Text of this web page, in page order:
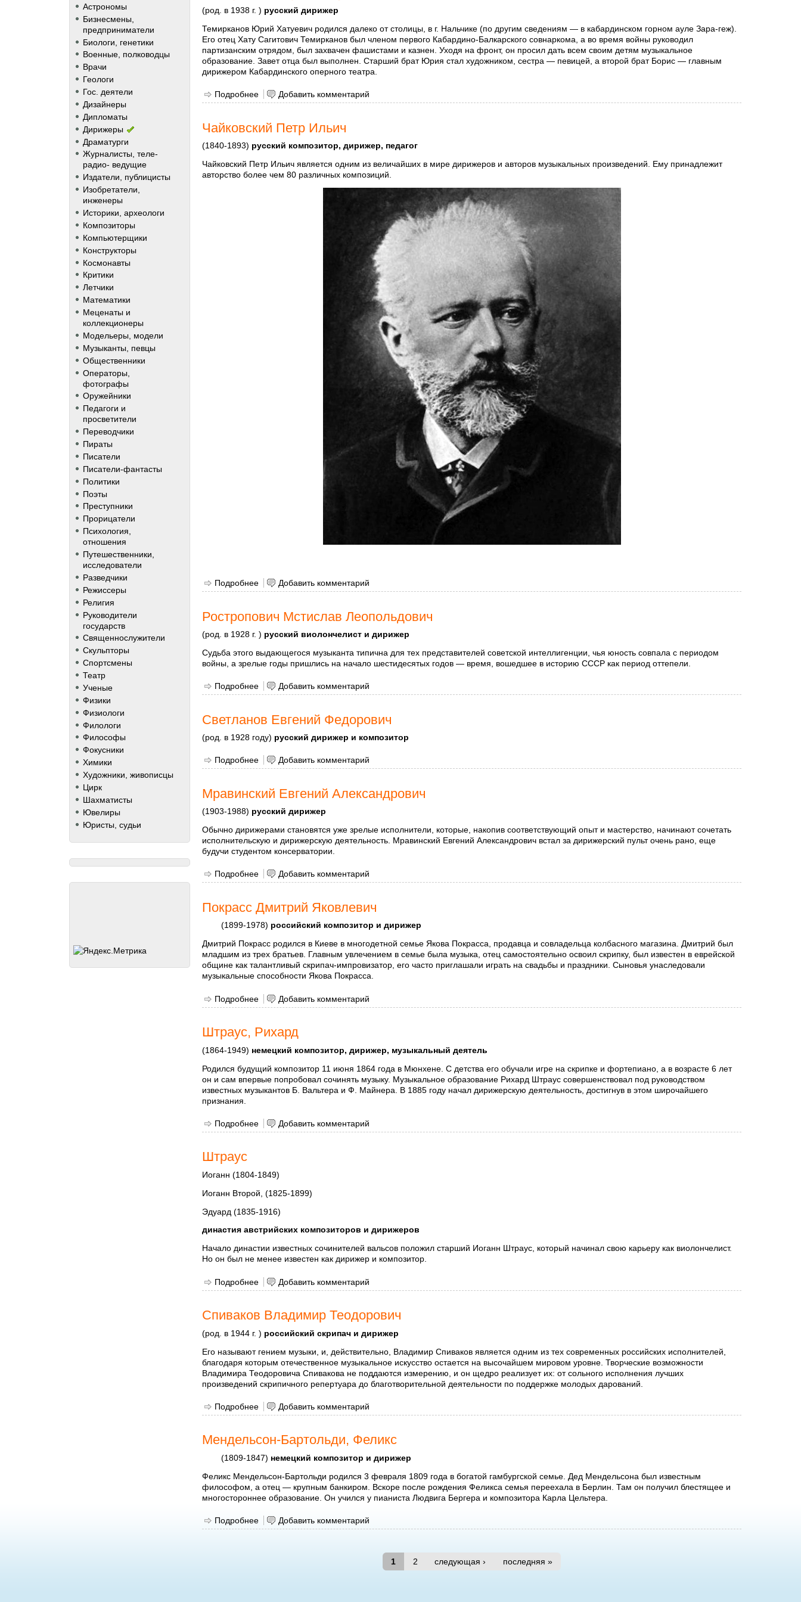
Астрономы
Бизнесмены,
предприниматели
Биологи, генетики
Военные, полководцы
Врачи
Геологи
Гос. деятели
Дизайнеры
Дипломаты
Дирижеры
Драматурги
Журналисты, теле-
радио- ведущие
Издатели, публицисты
Изобретатели,
инженеры
Историки, археологи
Композиторы
Компьютерщики
Конструкторы
Космонавты
Критики
Летчики
Математики
Меценаты и
коллекционеры
Модельеры, модели
Музыканты, певцы
Общественники
Операторы,
фотографы
Оружейники
Педагоги и
просветители
Переводчики
Пираты
Писатели
Писатели-фантасты
Политики
Поэты
Преступники
Прорицатели
Психология,
отношения
Путешественники,
исследователи
Разведчики
Режиссеры
Религия
Руководители
государств
Священнослужители
Скульпторы
Спортсмены
Театр
Ученые
Физики
Физиологи
Филологи
Философы
Фокусники
Химики
Художники, живописцы
Цирк
Шахматисты
Ювелиры
Юристы, судьи
(род. в 1938 г. ) русский дирижер
Темирканов Юрий Хатуевич родился далеко от столицы, в г. Нальчике (по другим сведениям — в кабардинском горном ауле Зара-геж).
Его отец Хату Сагитович Темирканов был членом первого Кабардино-Балкарского совнаркома, а во время войны руководил
партизанским отрядом, был захвачен фашистами и казнен. Уходя на фронт, он просил дать всем своим детям музыкальное
образование. Завет отца был выполнен. Старший брат Юрия стал художником, сестра — певицей, а второй брат Борис — главным
дирижером Кабардинского оперного театра.
Подробнее о Темирканов Юрий Хатуевич
Добавить комментарий
Чайковский Петр Ильич
(1840-1893) русский композитор, дирижер, педагог
Чайковский Петр Ильич является одним из величайших в мире дирижеров и авторов музыкальных произведений. Ему принадлежит
авторство более чем 80 различных композиций.
Подробнее о Чайковский Петр Ильич
Добавить комментарий
Ростропович Мстислав Леопольдович
(род. в 1928 г. ) русский виолончелист и дирижер
Судьба этого выдающегося музыканта типична для тех представителей советской интеллигенции, чья юность совпала с периодом
войны, а зрелые годы пришлись на начало шестидесятых годов — время, вошедшее в историю СССР как период оттепели.
Подробнее о Ростропович Мстислав Леопольдович
Добавить комментарий
Светланов Евгений Федорович
(род. в 1928 году) русский дирижер и композитор
Подробнее о Светланов Евгений Федорович
Добавить комментарий
Мравинский Евгений Александрович
(1903-1988) русский дирижер
Обычно дирижерами становятся уже зрелые исполнители, которые, накопив соответствующий опыт и мастерство, начинают сочетать
исполнительскую и дирижерскую деятельность. Мравинский Евгений Александрович встал за дирижерский пульт очень рано, еще
будучи студентом консерватории.
Подробнее о Мравинский Евгений Александрович
Добавить комментарий
Покрасс Дмитрий Яковлевич
(1899-1978) российский композитор и дирижер
Дмитрий Покрасс родился в Киеве в многодетной семье Якова Покрасса, продавца и совладельца колбасного магазина. Дмитрий был
младшим из трех братьев. Главным увлечением в семье была музыка, отец самостоятельно освоил скрипку, был известен в еврейской
общине как талантливый скрипач-импровизатор, его часто приглашали играть на свадьбы и праздники. Сыновья унаследовали
музыкальные способности Якова Покрасса.
Подробнее о Покрасс Дмитрий Яковлевич
Добавить комментарий
Штраус, Рихард
(1864-1949) немецкий композитор, дирижер, музыкальный деятель
Родился будущий композитор 11 июня 1864 года в Мюнхене. С детства его обучали игре на скрипке и фортепиано, а в возрасте 6 лет
он и сам впервые попробовал сочинять музыку. Музыкальное образование Рихард Штраус совершенствовал под руководством
известных музыкантов Б. Вальтера и Ф. Майнера. В 1885 году начал дирижерскую деятельность, достигнув в этом широчайшего
признания.
Подробнее о Штраус, Рихард
Добавить комментарий
Штраус
Иоганн (1804-1849)
Иоганн Второй, (1825-1899)
Эдуард (1835-1916)
династия австрийских композиторов и дирижеров
Начало династии известных сочинителей вальсов положил старший Иоганн Штраус, который начинал свою карьеру как виолончелист.
Но он был не менее известен как дирижер и композитор.
Подробнее о ШтраусДобавить комментарий
Спиваков Владимир Теодорович
(род. в 1944 г. ) российский скрипач и дирижер
Его называют гением музыки, и, действительно, Владимир Спиваков является одним из тех современных российских исполнителей,
благодаря которым отечественное музыкальное искусство остается на высочайшем мировом уровне. Творческие возможности
Владимира Теодоровича Спивакова не поддаются измерению, и он щедро реализует их: от сольного исполнения лучших
произведений скрипичного репертуара до благотворительной деятельности по поддержке молодых дарований.
Подробнее о Спиваков Владимир Теодорович
Добавить комментарий
Мендельсон-Бартольди, Феликс
(1809-1847) немецкий композитор и дирижер
Феликс Мендельсон-Бартольди родился 3 февраля 1809 года в богатой гамбургской семье. Дед Мендельсона был известным
философом, а отец — крупным банкиром. Вскоре после рождения Феликса семья переехала в Берлин. Там он получил блестящее и
многостороннее образование. Он учился у пианиста Людвига Бергера и композитора Карла Цельтера.
Подробнее о Мендельсон-Бартольди, Феликс
Добавить комментарий
1 2 следующая › последняя »